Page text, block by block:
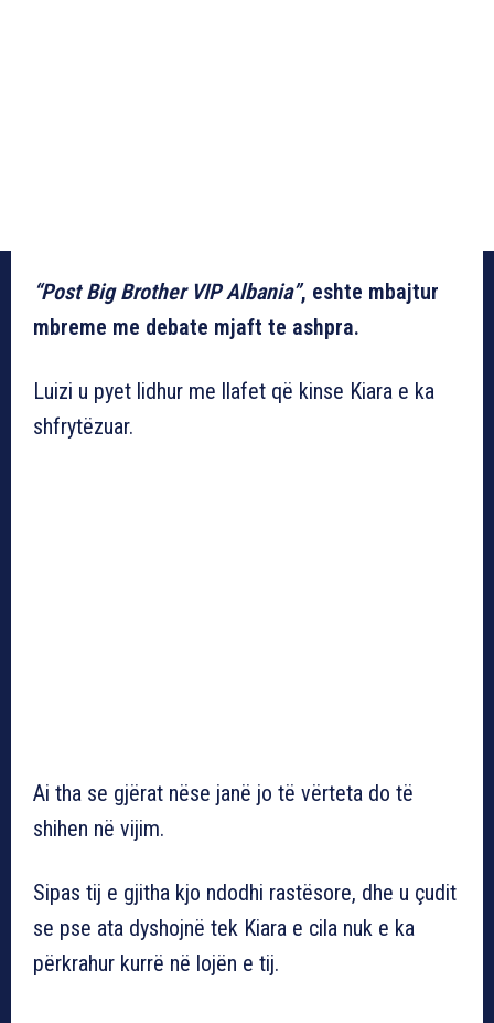
“Post Big Brother VIP Albania”, eshte mbajtur
mbreme me debate mjaft te ashpra.
Luizi u pyet lidhur me llafet që kinse Kiara e ka
shfrytëzuar.
Ai tha se gjërat nëse janë jo të vërteta do të
shihen në vijim.
Sipas tij e gjitha kjo ndodhi rastësore, dhe u çudit
se pse ata dyshojnë tek Kiara e cila nuk e ka
përkrahur kurrë në lojën e tij.